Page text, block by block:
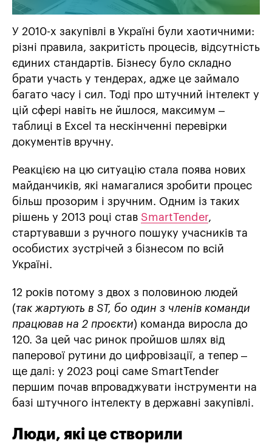
У 2010-х закупівлі в Україні були хаотичними:
різні правила, закритість процесів, відсутність
єдиних стандартів. Бізнесу було складно
брати участь у тендерах, адже це займало
багато часу і сил. Тоді про штучний інтелект у
цій сфері навіть не йшлося, максимум –
таблиці в Excel та нескінченні перевірки
документів вручну.
Реакцією на цю ситуацію стала поява нових
майданчиків, які намагалися зробити процес
більш прозорим і зручним. Одним із таких
рішень у 2013 році став SmartTender,
стартувавши з ручного пошуку учасників та
особистих зустрічей з бізнесом по всій
Україні.
12 років потому з двох з половиною людей
(так жартують в ST, бо один з членів команди
працював на 2 проєкти) команда виросла до
120. За цей час ринок пройшов шлях від
паперової рутини до цифровізації, а тепер –
ще далі: у 2023 році саме SmartTender
першим почав впроваджувати інструменти на
базі штучного інтелекту в державні закупівлі.
Люди, які це створили